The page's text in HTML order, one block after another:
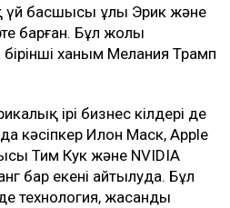
үй басшысы ұлы Эрик және
барған. Бұл жолы
ханым Мелания Трамп
ірі бизнес өкілдері де
кәсіпкер Илон Маск, Apple
Тим Кук және NVIDIA
бар екені айтылуда. Бұл
технология, жасанды